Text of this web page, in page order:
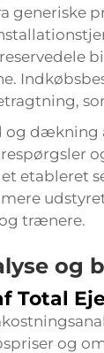
generiske
og dækning
et etableret
trænere.
og
Total
og